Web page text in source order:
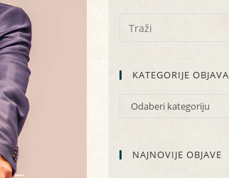
KATEGORIJE OBJAVA
KATEGORIJE
Odaberi kategoriju
NAJNOVIJE OBJAVE